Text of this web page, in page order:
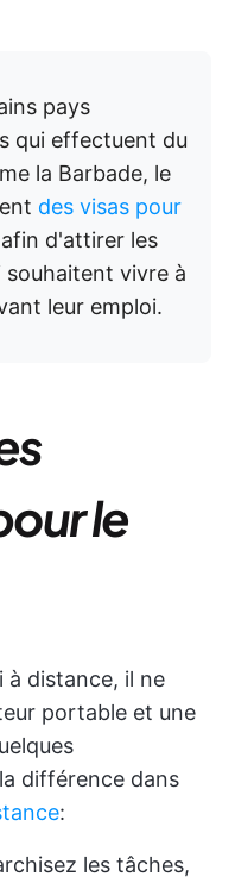
pays
qui effectuent du
la Barbade, le
des visas pour
afin d'attirer les
vivre à
leur emploi.
le
à distance, il ne
portable et une
différence dans
:
les tâches,